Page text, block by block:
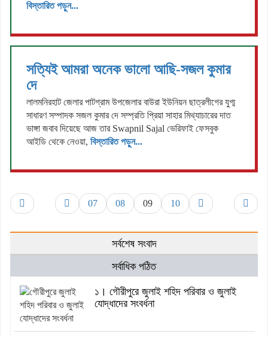
বিস্তারিত পড়ুন...
সত্যিই আমরা অনেক ভালো আছি-সজল কুমার
দে
লালমনিরহাট জেলার পাটগ্রাম উপজেলার বাউরা ইউনিয়ন ছাত্রলীগের যুগ্ম
সাধারণ সম্পাদক সজল কুমার দে সম্প্রতি প্রিয়া সাহার মিথ্যাচারের দাত
ভাঙ্গা জবাব দিয়েছে আজ তার Swapnil Sajal ভেরিফাই ফেসবুক
আইডি থেকে নেওয়া, বিস্তারিত পড়ুন...
07 08 09 10
সর্বশেষ সংবাদ
সর্বাধিক পঠিত
১। গৌরীপুরে জুলাই শহিদ পরিবার ও জুলাই
যোদ্ধাদের সংবর্ধনা